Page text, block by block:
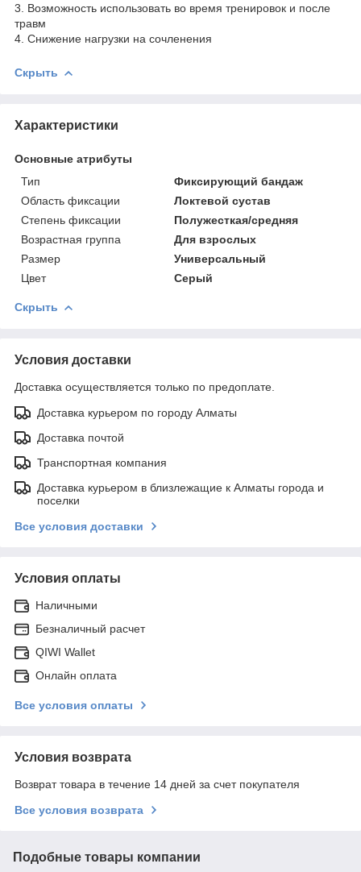
3. Возможность использовать во время тренировок и после
травм
4. Снижение нагрузки на сочленения
Скрыть
Характеристики
Основные атрибуты
Тип
Фиксирующий бандаж
Область фиксации
Локтевой сустав
Степень фиксации
Полужесткая/средняя
Возрастная группа
Для взрослых
Размер
Универсальный
Цвет
Серый
Скрыть
Условия доставки
Доставка осуществляется только по предоплате.
Доставка курьером по городу Алматы
Доставка почтой
Транспортная компания
Доставка курьером в близлежащие к Алматы города и
поселки
Все условия доставки
Условия оплаты
Наличными
Безналичный расчет
QIWI Wallet
Онлайн оплата
Все условия оплаты
Условия возврата
Возврат товара в течение 14 дней за счет покупателя
Все условия возврата
Подобные товары компании